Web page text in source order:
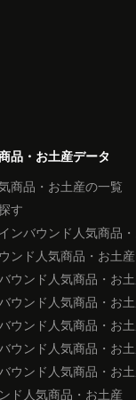
品・お土産データ
商品・お土産の一覧
す
ンバウンド人気商品
ンド人気商品・お土産
ウンド人気商品・お
ウンド人気商品・お
ウンド人気商品・お
ウンド人気商品・お
ウンド人気商品・お
ド人気商品・お土産